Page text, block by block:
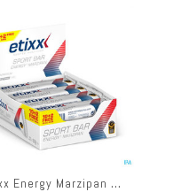
Etixx Energy Marzipan Sport Bar 12x50g